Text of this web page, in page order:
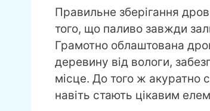
Правильне зберігання
того, що паливо завжди
Грамотно облаштована
деревину від вологи,
місце. До того ж акуратно
навіть стають цікавим